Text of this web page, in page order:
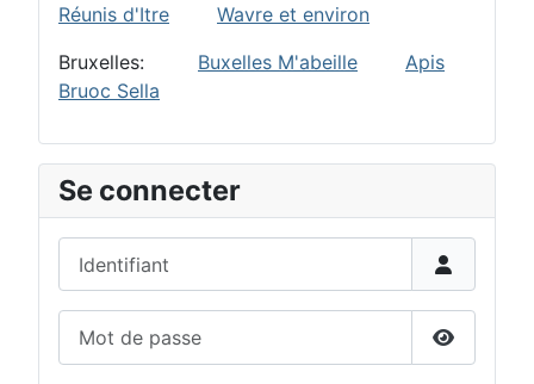
Réunis d'Itre
Wavre et environ
Bruxelles: Buxelles M'abeille
Apis
Bruoc Sella
Se connecter
Afficher